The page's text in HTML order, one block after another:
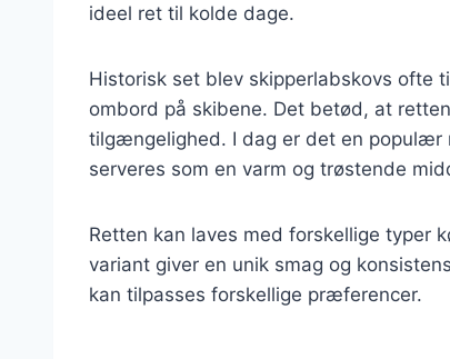
ideel ret til kolde dage.
Historisk set blev skipperlabskovs ofte
ombord på skibene. Det betød, at
tilgængelighed. I dag er det en populær
serveres som en varm og trøstende
Retten kan laves med forskellige typer
variant giver en unik smag og
kan tilpasses forskellige præferencer.